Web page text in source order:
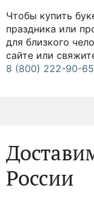
Чтобы купить
праздника или
для близкого
сайте или
8 (800) 222-90-65
России